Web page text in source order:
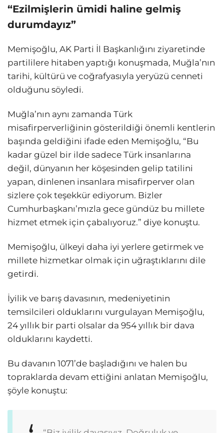
“Ezilmişlerin ümidi haline gelmiş
durumdayız”
Memişoğlu, AK Parti İl Başkanlığını ziyaretinde
partililere hitaben yaptığı konuşmada, Muğla’nın
tarihi, kültürü ve coğrafyasıyla yeryüzü cenneti
olduğunu söyledi.
Muğla’nın aynı zamanda Türk
misafirperverliğinin gösterildiği önemli kentlerin
başında geldiğini ifade eden Memişoğlu, “Bu
kadar güzel bir ilde sadece Türk insanlarına
değil, dünyanın her köşesinden gelip tatilini
yapan, dinlenen insanlara misafirperver olan
sizlere çok teşekkür ediyorum. Bizler
Cumhurbaşkanı’mızla gece gündüz bu millete
hizmet etmek için çabalıyoruz.” diye konuştu.
Memişoğlu, ülkeyi daha iyi yerlere getirmek ve
millete hizmetkar olmak için uğraştıklarını dile
getirdi.
İyilik ve barış davasının, medeniyetinin
temsilcileri olduklarını vurgulayan Memişoğlu,
24 yıllık bir parti olsalar da 954 yıllık bir dava
olduklarını kaydetti.
Bu davanın 1071’de başladığını ve halen bu
topraklarda devam ettiğini anlatan Memişoğlu,
şöyle konuştu: